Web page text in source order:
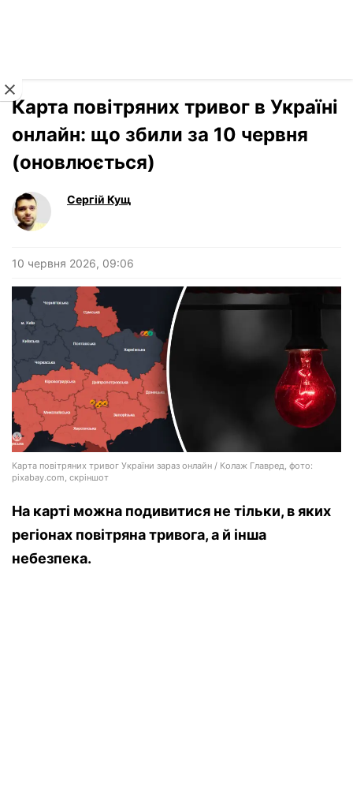
Карта повітряних тривог в Україні
онлайн: що збили за 10 червня
(оновлюється)
Сергій Кущ
10 червня 2026, 09:06
Карта повітряних тривог України зараз онлайн / Колаж Главред, фото:
pixabay.com, скріншот
На карті можна подивитися не тільки, в яких
регіонах повітряна тривога, а й інша
небезпека.